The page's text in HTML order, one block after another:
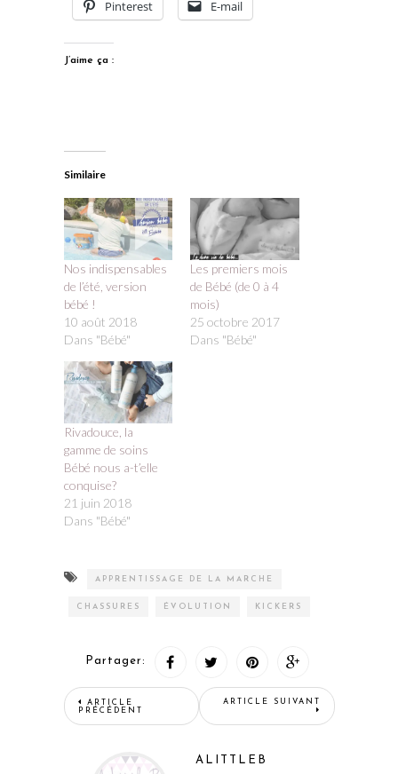
Pinterest E-mail
J’aime ça :
Similaire
Nos indispensables
de l’été, version
bébé !
10 août 2018
Dans "Bébé"
Les premiers mois
de Bébé (de 0 à 4
mois)
25 octobre 2017
Dans "Bébé"
Rivadouce, la
gamme de soins
Bébé nous a-t’elle
conquise?
21 juin 2018
Dans "Bébé"
APPRENTISSAGE DE LA MARCHE
CHASSURES ÉVOLUTION KICKERS
Partager:
ARTICLE
PRÉCÉDENT
ARTICLE SUIVANT
ALITTLEB